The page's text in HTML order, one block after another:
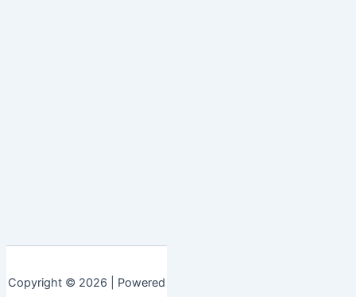
Copyright © 2026 | Powered